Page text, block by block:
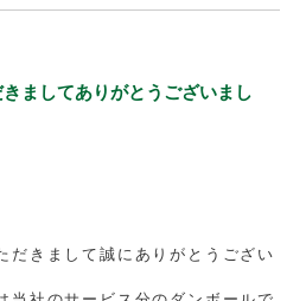
ましてありがとうございまし
だきまして誠にありがとうござい